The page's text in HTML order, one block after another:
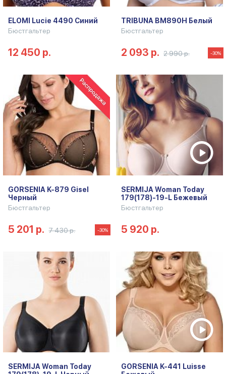
ELOMI Lucie 4490 Синий
Бюстгальтер
12 450 р.
TRIBUNA BM890H Белый
Бюстгальтер
2 093 р. 2 990 р. -30%
GORSENIA K-879 Gisel
Черный
Бюстгальтер
5 201 р. 7 430 р. -30%
SERMIJA Woman Today
179(178)-19-L Бежевый
Бюстгальтер
5 920 р.
SERMIJA Woman Today
GORSENIA K-441 Luisse